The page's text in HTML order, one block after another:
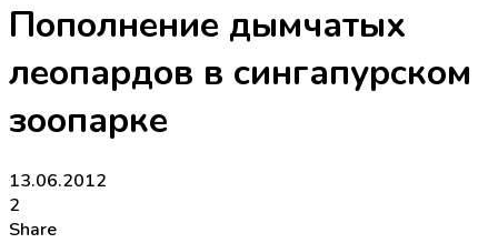
Пополнение дымчатых
леопардов в сингапурском
зоопарке
13.06.2012
2
Share